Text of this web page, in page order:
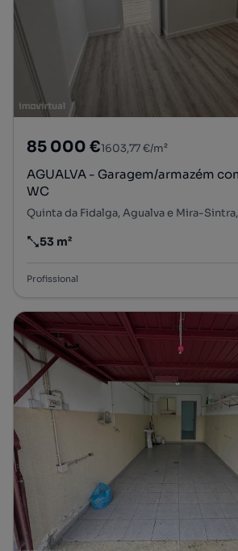
85 000 €1603,77 €/m²
AGUALVA - Garagem/armazém
WC
Quinta da Fidalga, Agualva e Mira-
Preço por metro quadrado
53 m²
Profissional